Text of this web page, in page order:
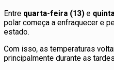
Entre quarta-feira (13) e
polar começa a enfraquecer e
estado.
Com isso, as temperaturas
principalmente durante as